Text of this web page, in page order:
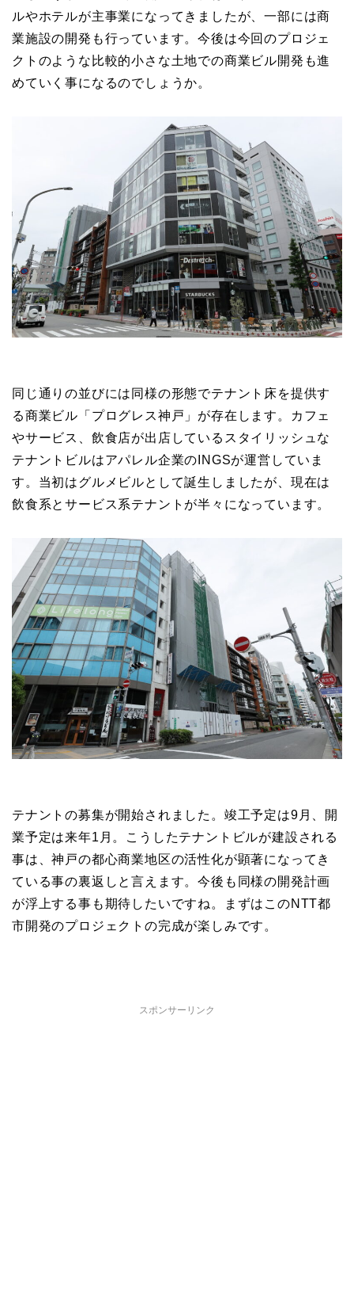
ルやホテルが主事業になってきましたが、一部には商
業施設の開発も行っています。今後は今回のプロジェ
クトのような比較的小さな土地での商業ビル開発も進
めていく事になるのでしょうか。
同じ通りの並びには同様の形態でテナント床を提供す
る商業ビル「プログレス神戸」が存在します。カフェ
やサービス、飲食店が出店しているスタイリッシュな
テナントビルはアパレル企業のINGSが運営していま
す。当初はグルメビルとして誕生しましたが、現在は
飲食系とサービス系テナントが半々になっています。
テナントの募集が開始されました。竣工予定は9月、開
業予定は来年1月。こうしたテナントビルが建設される
事は、神戸の都心商業地区の活性化が顕著になってき
ている事の裏返しと言えます。今後も同様の開発計画
が浮上する事も期待したいですね。まずはこのNTT都
市開発のプロジェクトの完成が楽しみです。
スポンサーリンク